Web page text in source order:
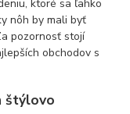
ktoré sa ľahko
nôh by mali byť
pozornosť stojí
obchodov s
štýlovo